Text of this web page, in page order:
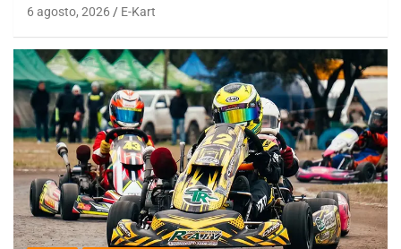
6 agosto, 2026 E-Kart